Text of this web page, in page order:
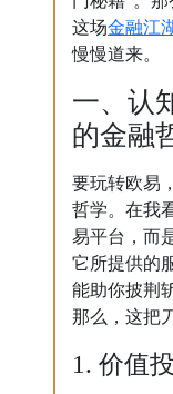
这场金融江
慢慢道来。
一、认
的金融
要玩转欧易
哲学。在我
易平台，而
它所提供的
能助你披荆
那么，这把
1. 价值